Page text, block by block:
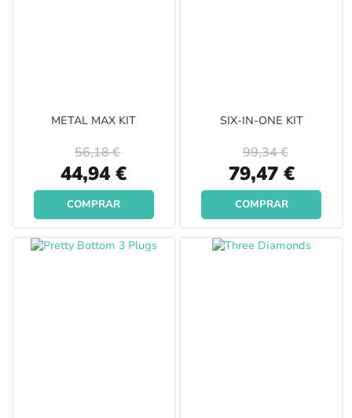
METAL MAX KIT
Special
Price
44,94 €
56,18 €
COMPRAR
SIX-IN-ONE KIT
Special
Price
79,47 €
99,34 €
COMPRAR